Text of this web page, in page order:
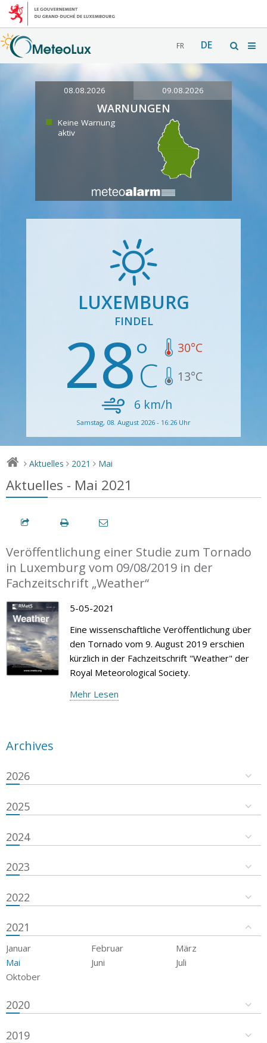
FR DE
08.08.2026 09.08.2026
WARNUNGEN
Keine Warnung
aktiv
LUXEMBURG
FINDEL
28 30°C
13°C
6 km/h
Samstag, 08. August 2026 - 16:26 Uhr
> Aktuelles > 2021 > Mai
Aktuelles - Mai 2021
Veröffentlichung einer Studie zum Tornado
in Luxemburg vom 09/08/2019 in der
Fachzeitschrift „Weather“
5-05-2021
Eine wissenschaftliche Veröffentlichung über
den Tornado vom 9. August 2019 erschien
kürzlich in der Fachzeitschrift "Weather" der
Royal Meteorological Society.
Mehr Lesen
Archives
2026
2025
2024
2023
2022
2021
Januar Februar
März
Mai
Juni
Juli
Oktober
2020
2019